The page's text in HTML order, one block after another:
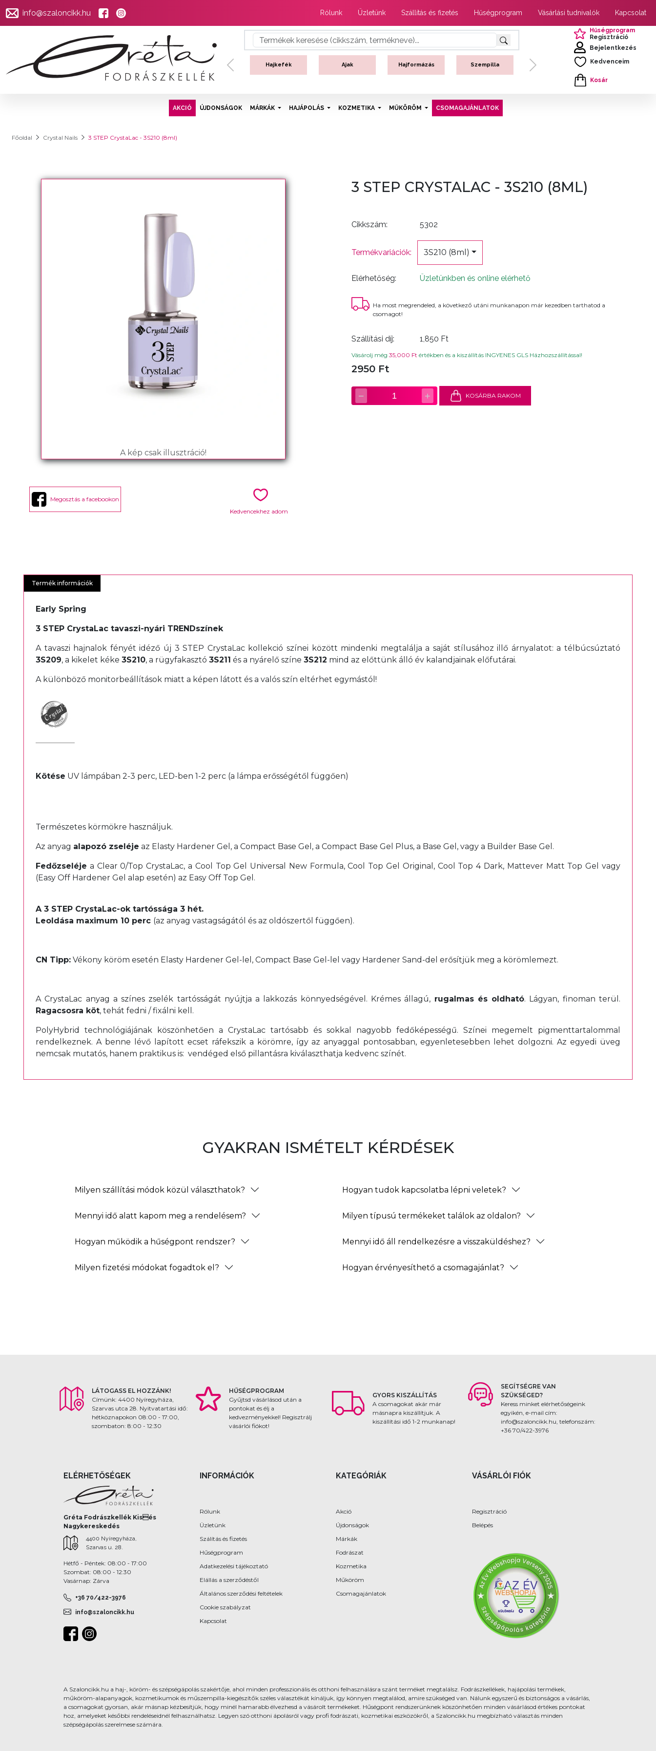
info@szaloncikk.hu Rólunk Üzletünk Szállítás és fizetés Hűségprogram Vásárlási tudnivalók Kapcsolat
Hajkefék Ajak Hajformázás Szempilla
Previous Next
Hűségprogram
Regisztráció
Bejelentkezés
Kedvenceim
Kosár
AKCIÓ ÚJDONSÁGOK MÁRKÁK HAJÁPOLÁS KOZMETIKA MŰKÖRÖM CSOMAGAJÁNLATOK
Főoldal Crystal Nails 3 STEP CrystaLac - 3S210 (8ml)
A kép csak illusztráció!
Megosztás a facebookon
Kedvencekhez adom
3 STEP CRYSTALAC - 3S210 (8ML)
Cikkszám: 5302
Termékvariációk: 3S210 (8ml)
Elérhetőség: Üzletünkben és online elérhető
Ha most megrendeled, a következő utáni munkanapon már kezedben tarthatod a
csomagot!
Szállítási díj: 1,850 Ft
Vásárolj még 35,000 Ft értékben és a kiszállítás INGYENES GLS Házhozszállítással!
2950 Ft
− 1 + KOSÁRBA RAKOM
Termék információk
Early Spring
3 STEP CrystaLac tavaszi-nyári TRENDszínek
A tavaszi hajnalok fényét idéző új 3 STEP CrystaLac kollekció színei között mindenki megtalálja a saját stílusához illő árnyalatot: a télbúcsúztató
3S209, a kikelet kéke 3S210, a rügyfakasztó 3S211 és a nyárelő színe 3S212 mind az előttünk álló év kalandjainak előfutárai.
A különböző monitorbeállítások miatt a képen látott és a valós szín eltérhet egymástól!
Kötése UV lámpában 2-3 perc, LED-ben 1-2 perc (a lámpa erősségétől függően)
Természetes körmökre használjuk.
Az anyag alapozó zseléje az Elasty Hardener Gel, a Compact Base Gel, a Compact Base Gel Plus, a Base Gel, vagy a Builder Base Gel.
Fedőzseléje a Clear 0/Top CrystaLac, a Cool Top Gel Universal New Formula, Cool Top Gel Original, Cool Top 4 Dark, Mattever Matt Top Gel vagy
(Easy Off Hardener Gel alap esetén) az Easy Off Top Gel.
A 3 STEP CrystaLac-ok tartóssága 3 hét.
Leoldása maximum 10 perc (az anyag vastagságától és az oldószertől függően).
CN Tipp: Vékony köröm esetén Elasty Hardener Gel-lel, Compact Base Gel-lel vagy Hardener Sand-del erősítjük meg a körömlemezt.
A CrystaLac anyag a színes zselék tartósságát nyújtja a lakkozás könnyedségével. Krémes állagú, rugalmas és oldható. Lágyan, finoman terül.
Ragacsosra köt, tehát fedni / fixálni kell.
PolyHybrid technológiájának köszönhetően a CrystaLac tartósabb és sokkal nagyobb fedőképességű. Színei megemelt pigmenttartalommal
rendelkeznek. A benne lévő lapított ecset ráfekszik a körömre, így az anyaggal pontosabban, egyenletesebben lehet dolgozni. Az egyedi üveg
nemcsak mutatós, hanem praktikus is: vendéged első pillantásra kiválaszthatja kedvenc színét.
GYAKRAN ISMÉTELT KÉRDÉSEK
Milyen szállítási módok közül választhatok?
Mennyi idő alatt kapom meg a rendelésem?
Hogyan működik a hűségpont rendszer?
Milyen fizetési módokat fogadtok el?
Hogyan tudok kapcsolatba lépni veletek?
Milyen típusú termékeket találok az oldalon?
Mennyi idő áll rendelkezésre a visszaküldéshez?
Hogyan érvényesíthető a csomagajánlat?
LÁTOGASS EL HOZZÁNK!
Címünk: 4400 Nyíregyháza,
Szarvas utca 28. Nyitvatartási idő:
hétköznapokon 08:00 - 17:00,
szombaton: 8:00 - 12:30
HŰSÉGPROGRAM
Gyűjtsd vásárlásod után a
pontokat és élj a
kedvezményekkel! Regisztrálj
vásárlói fiókot!
GYORS KISZÁLLÍTÁS
A csomagokat akár már
másnapra kiszállítjuk. A
kiszállítási idő 1-2 munkanap!
SEGÍTSÉGRE VAN
SZÜKSÉGED?
Keress minket elérhetőségeink
egyikén, e-mail cím:
info@szaloncikk.hu, telefonszám:
+36 70/422-3976
ELÉRHETŐSÉGEK
Gréta Fodrászkellék Kisés
Nagykereskedés
4400 Nyíregyháza,
Szarvas u. 28.
Hétfő - Péntek: 08:00 - 17:00
Szombat: 08:00 - 12:30
Vasárnap: Zárva
+36 70/422-3976
info@szaloncikk.hu
INFORMÁCIÓK
Rólunk
Üzletünk
Szálítás és fizetés
Hűségprogram
Adatkezelési tájékoztató
Elállás a szerződéstől
Általános szerződési feltételek
Cookie szabályzat
Kapcsolat
KATEGÓRIÁK
Akció
Újdonságok
Márkák
Fodrászat
Kozmetika
Műköröm
Csomagajánlatok
VÁSÁRLÓI FIÓK
Regisztráció
Belépés
A Szaloncikk.hu a haj-, köröm- és szépségápolás szakértője, ahol minden professzionális és otthoni felhasználásra szánt terméket megtalálsz. Fodrászkellékek, hajápolási termékek,
műköröm-alapanyagok, kozmetikumok és műszempilla-kiegészítők széles választékát kínáljuk, így könnyen megtalálod, amire szükséged van. Nálunk egyszerű és biztonságos a vásárlás,
a csomagokat gyorsan, akár másnap kézbesítjük, hogy minél hamarabb élvezhesd a vásárolt termékeket. Hűségpont rendszerünknek köszönhetően minden vásárlásod értékes pontokat
hoz, amelyeket későbbi rendeléseidnél felhasználhatsz. Legyen szó otthoni ápolásról vagy profi fodrászati, kozmetikai eszközökről, a Szaloncikk.hu megbízható választás minden
szépségápolás szerelmese számára.